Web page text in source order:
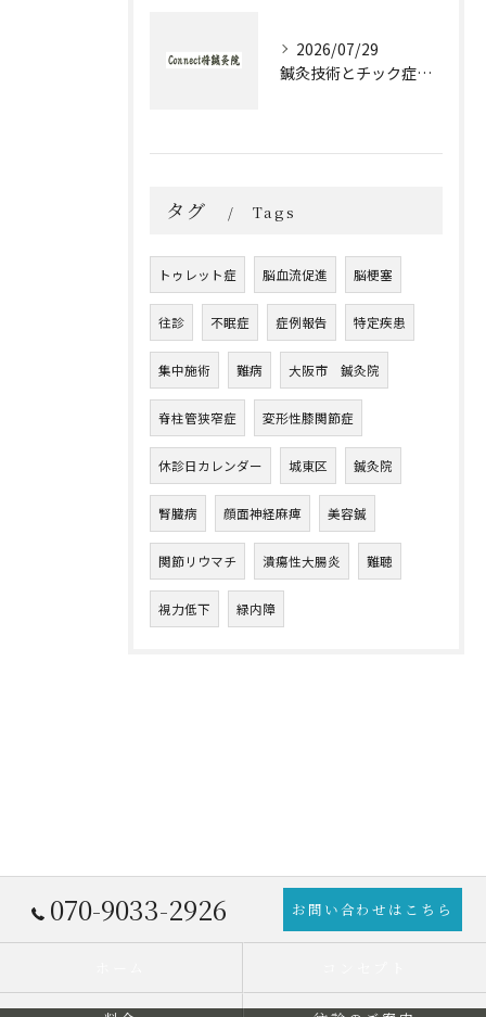
2026/07/29
鍼灸技術とチック症治療の実際と大阪府大阪市城東区森之宮で選ぶ理由
タグ Tags
トゥレット症 脳血流促進 脳梗塞
往診 不眠症 症例報告 特定疾患
集中施術 難病 大阪市 鍼灸院
脊柱管狭窄症 変形性膝関節症
休診日カレンダー 城東区 鍼灸院
腎臓病 顔面神経麻痺 美容鍼
関節リウマチ 潰瘍性大腸炎 難聴
視力低下 緑内障
070-9033-2926 お問い合わせはこちら